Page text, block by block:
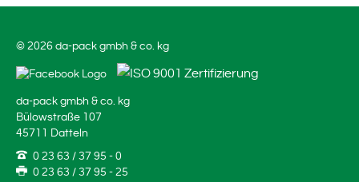
© 2026 da-pack gmbh & co. kg
da-pack gmbh & co. kg
Bülowstraße 107
45711 Datteln
0 23 63 / 37 95 - 0
0 23 63 / 37 95 - 25